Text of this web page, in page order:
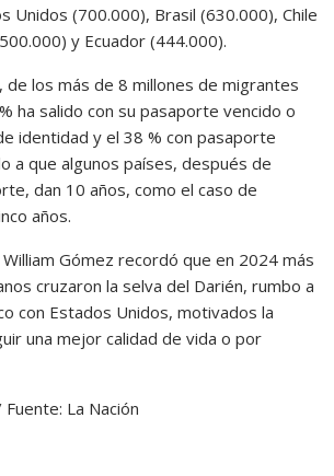
Unidos (700.000), Brasil (630.000), Chile
y Ecuador (444.000).
de los más de 8 millones de migrantes
ha salido con su pasaporte vencido o
identidad y el 38 % con pasaporte
a que algunos países, después de
dan 10 años, como el caso de
años.
Gómez recordó que en 2024 más
cruzaron la selva del Darién, rumbo a
con Estados Unidos, motivados la
una mejor calidad de vida o por
La Nación